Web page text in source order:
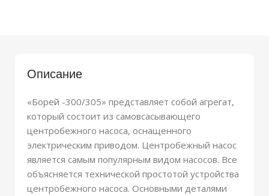
Описание
«Борей -300/305» представляет собой агрегат,
который состоит из самовсасывающего
центробежного насоса, оснащенного
электрическим приводом. Центробежный насос
является самым популярным видом насосов. Все
объясняется технической простотой устройства
центробежного насоса. Основными деталями